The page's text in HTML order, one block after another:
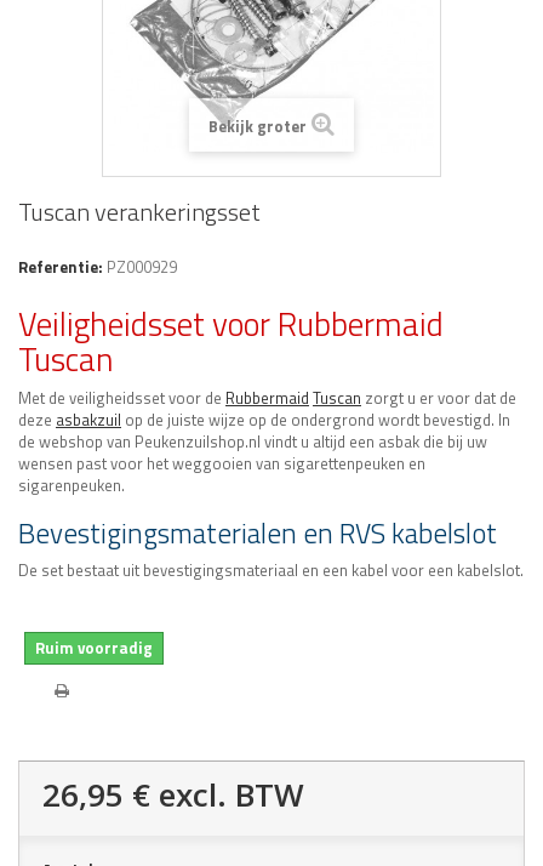
Bekijk groter
Tuscan verankeringsset
Referentie: PZ000929
Veiligheidsset voor Rubbermaid
Tuscan
Met de veiligheidsset voor de Rubbermaid Tuscan zorgt u er voor dat de
deze asbakzuil op de juiste wijze op de ondergrond wordt bevestigd. In
de webshop van Peukenzuilshop.nl vindt u altijd een asbak die bij uw
wensen past voor het weggooien van sigarettenpeuken en
sigarenpeuken.
Bevestigingsmaterialen en RVS kabelslot
De set bestaat uit bevestigingsmateriaal en een kabel voor een kabelslot.
Ruim voorradig
26,95 € excl. BTW